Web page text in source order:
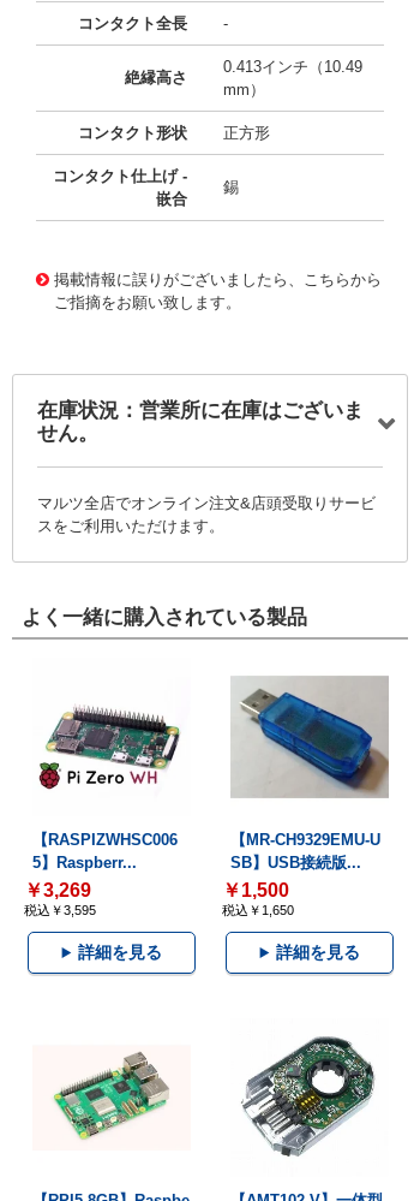
コンタクト全長 -
絶縁高さ
0.413インチ（10.49
mm）
コンタクト形状 正方形
コンタクト仕上げ -
嵌合
錫
掲載情報に誤りがございましたら、こちらから
ご指摘をお願い致します。
在庫状況：営業所に在庫はございま
せん。
マルツ全店でオンライン注文&店頭受取りサービ
スをご利用いただけます。
よく一緒に購入されている製品
【RASPIZWHSC006
5】Raspberr...
￥3,269
税込￥3,595
詳細を見る
【MR-CH9329EMU-U
SB】USB接続版...
￥1,500
税込￥1,650
詳細を見る